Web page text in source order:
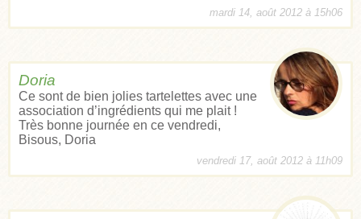
mardi 14, août 2012 à 15h06
Doria
Ce sont de bien jolies tartelettes avec une
association d’ingrédients qui me plait !
Très bonne journée en ce vendredi,
Bisous, Doria
vendredi 17, août 2012 à 11h09